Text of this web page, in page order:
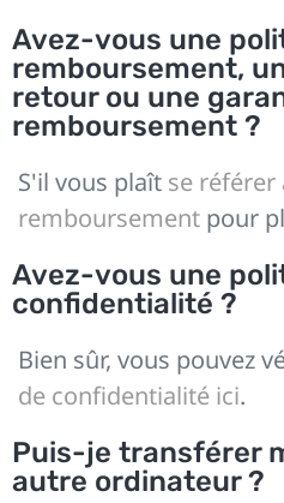
Avez-vous une
remboursement,
retour ou une
remboursement ?
S'il vous plaît se
remboursement pour
Avez-vous une
confidentialité ?
Bien sûr, vous pouvez
de confidentialité ici.
Puis-je transférer
autre ordinateur ?